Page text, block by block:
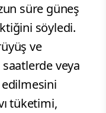
süre güneş
söyledi.
ve
veya
tüketimi,